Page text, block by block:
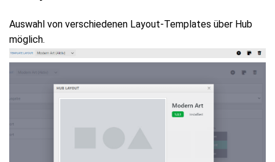
Auswahl von verschiedenen Layout-Templates über Hub
möglich.